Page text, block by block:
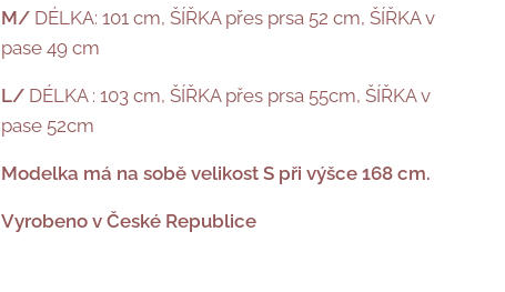
M/ DÉLKA: 101 cm, ŠÍŘKA přes prsa 52 cm, ŠÍŘKA v
pase 49 cm
L/ DÉLKA : 103 cm, ŠÍŘKA přes prsa 55cm, ŠÍŘKA v
pase 52cm
Modelka má na sobě velikost S při výšce 168 cm.
Vyrobeno v České Republice